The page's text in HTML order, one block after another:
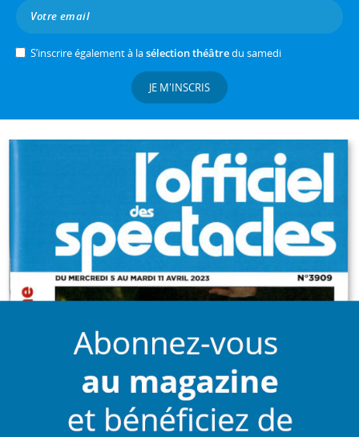
S’inscrire également à lasélection théâtredu samedi
JE M'INSCRIS